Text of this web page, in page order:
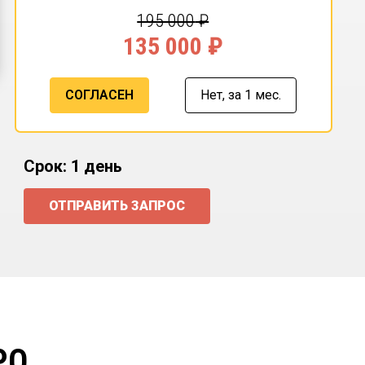
195 000₽
135 000 ₽
СОГЛАСЕН Нет, за 1 мес.
Срок: 1 день
ОТПРАВИТЬ ЗАПРОС